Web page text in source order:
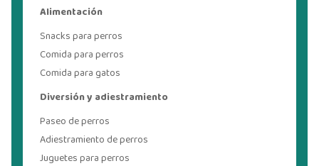
Alimentación
Snacks para perros
Comida para perros
Comida para gatos
Diversión y adiestramiento
Paseo de perros
Adiestramiento de perros
Juguetes para perros